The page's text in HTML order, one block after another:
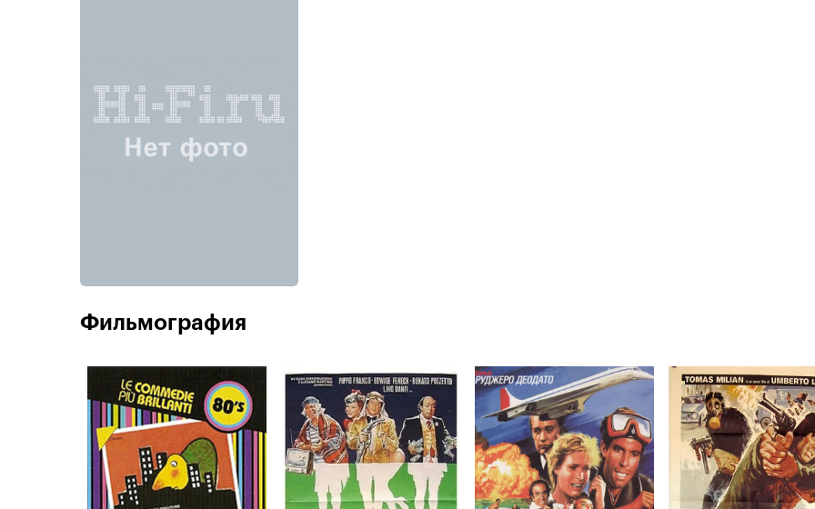
Фильмография